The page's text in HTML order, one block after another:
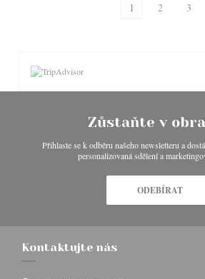
1 2 3
Zůstaňte v
Přihlaste se k odběru našeho newsletteru a
personalizovaná sdělení a
ODEBÍRAT
Kontaktujte nás